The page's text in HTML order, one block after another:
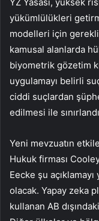
yükümlülükleri
modelleri için
kamusal alanlarda
biyometrik gözetim
uygulamayı belirli
ciddi suçlardan
edilmesi ile
Yeni mevzuatın
Hukuk firması
Eecke şu
olacak. Yapay zeka
kullanan AB